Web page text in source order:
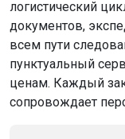
логистический
документов,
всем пути
пунктуальный
ценам. Каждый
сопровождает